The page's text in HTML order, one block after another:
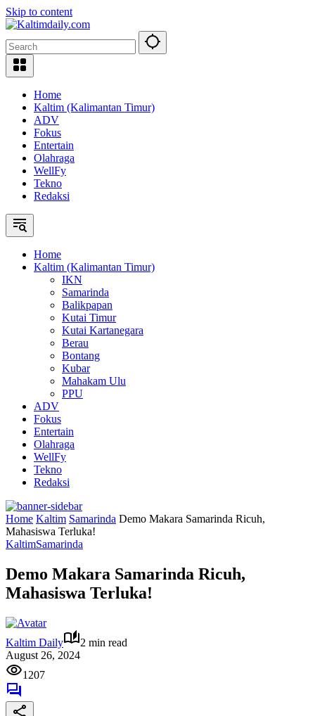
Skip to content
Home
Kaltim (Kalimantan Timur)
ADV
Fokus
Entertain
Olahraga
WellFy
Tekno
Redaksi
Home
Kaltim (Kalimantan Timur)
IKN
Samarinda
Balikpapan
Kutai Timur
Kutai Kartanegara
Berau
Bontang
Kubar
Mahakam Ulu
PPU
ADV
Fokus
Entertain
Olahraga
WellFy
Tekno
Redaksi
Home Kaltim Samarinda Demo Makara Samarinda Ricuh,
Mahasiswa Terluka!
KaltimSamarinda
Demo Makara Samarinda Ricuh,
Mahasiswa Terluka!
Kaltim Daily
2 min read
August 26, 2024
1207